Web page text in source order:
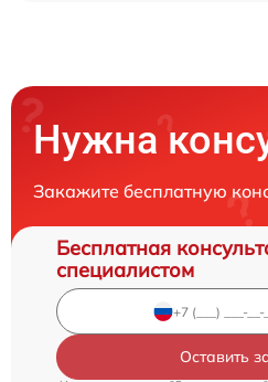
Нужна
Закажите бесплатную
Бесплатная
специалистом
Оставить